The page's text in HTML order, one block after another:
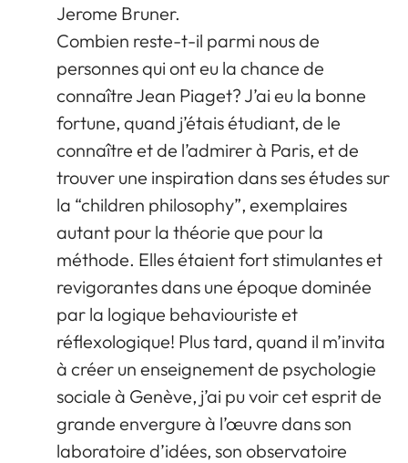
Jerome Bruner.
Combien reste-t-il parmi nous de
personnes qui ont eu la chance de
connaître Jean Piaget? J’ai eu la bonne
fortune, quand j’étais étudiant, de le
connaître et de l’admirer à Paris, et de
trouver une inspiration dans ses études sur
la “children philosophy”, exemplaires
autant pour la théorie que pour la
méthode. Elles étaient fort stimulantes et
revigorantes dans une époque dominée
par la logique behaviouriste et
réflexologique! Plus tard, quand il m’invita
à créer un enseignement de psychologie
sociale à Genève, j’ai pu voir cet esprit de
grande envergure à l’œuvre dans son
laboratoire d’idées, son observatoire